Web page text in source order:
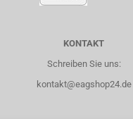
KONTAKT
Schreiben Sie uns:
kontakt@eagshop24.de